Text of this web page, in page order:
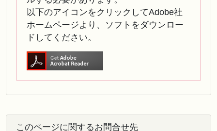
以下のアイコンをクリックしてAdobe社
ホームページより、ソフトをダウンロー
ドしてください。
このページに関するお問合せ先